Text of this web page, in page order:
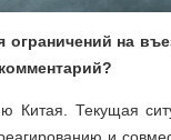
на
Китая. Текущая